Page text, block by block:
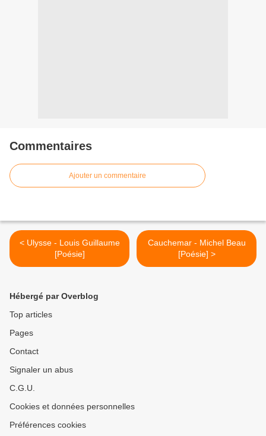
Commentaires
Ajouter un commentaire
< Ulysse - Louis Guillaume
[Poésie]
Cauchemar - Michel Beau
[Poésie] >
Hébergé par Overblog
Top articles
Pages
Contact
Signaler un abus
C.G.U.
Cookies et données personnelles
Préférences cookies